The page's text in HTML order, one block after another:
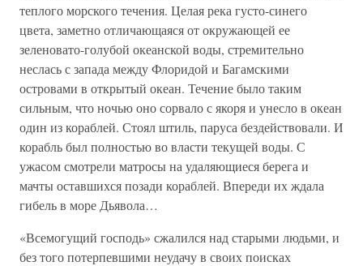
теплого морского течения. Целая река густо-синего
цвета, заметно отличающаяся от окружающей ее
зеленовато-голубой океанской воды, стремительно
неслась с запада между Флоридой и Багамскими
островами в открытый океан. Течение было таким
сильным, что ночью оно сорвало с якоря и унесло в океан
один из кораблей. Стоял штиль, паруса бездействовали. И
корабль был полностью во власти текущей воды. С
ужасом смотрели матросы на удаляющиеся берега и
мачты оставшихся позади кораблей. Впереди их ждала
гибель в море Дьявола…
«Всемогущий господь» сжалился над старыми людьми, и
без того потерпевшими неудачу в своих поисках